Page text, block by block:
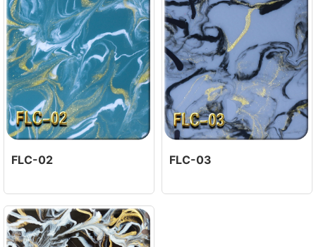
FLC-02 FLC-03